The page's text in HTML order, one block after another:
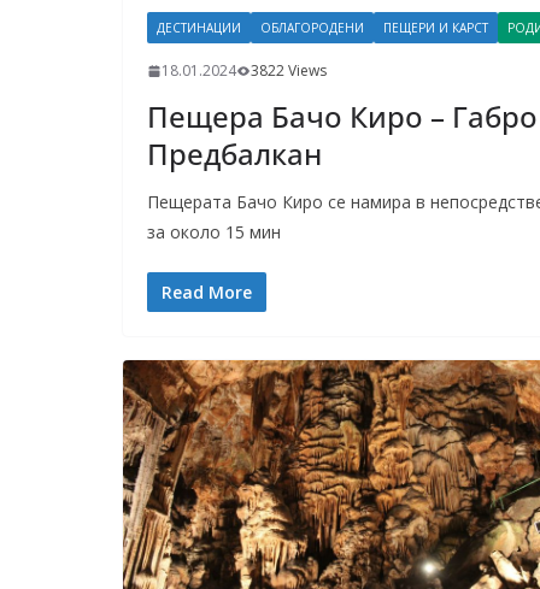
ДЕСТИНАЦИИ ОБЛАГОРОДЕНИ ПЕЩЕРИ И КАРСТ
18.01.2024 3822 Views
Пещера Бачо Киро –
Предбалкан
Пещерата Бачо Киро се намира в
за около 15 мин
Read More